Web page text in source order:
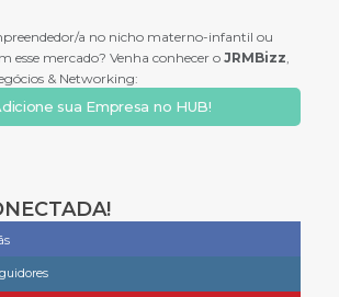
a no nicho materno-infantil ou
esse mercado? Venha conhecer o JRMBizz,
& Networking:
sua Empresa no HUB!